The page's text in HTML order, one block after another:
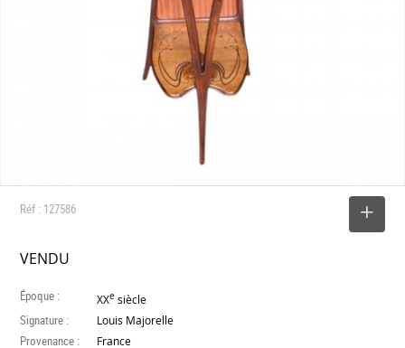
Réf : 127586
VENDU
Époque : XXe siècle
Signature : Louis Majorelle
Provenance : France